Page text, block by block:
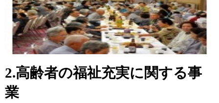
2.高齢者の福祉充実に関する事
業